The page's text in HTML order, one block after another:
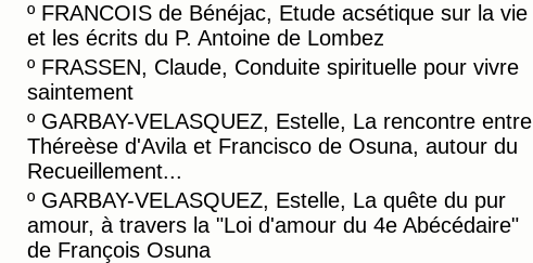
º FRANCOIS de Bénéjac, Etude acsétique sur la vie
et les écrits du P. Antoine de Lombez
º FRASSEN, Claude, Conduite spirituelle pour vivre
saintement
º GARBAY-VELASQUEZ, Estelle, La rencontre entre
Théreèse d'Avila et Francisco de Osuna, autour du
Recueillement...
º GARBAY-VELASQUEZ, Estelle, La quête du pur
amour, à travers la "Loi d'amour du 4e Abécédaire"
de François Osuna